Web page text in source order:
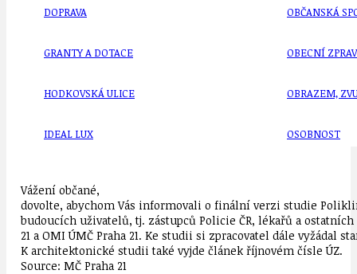
DOPRAVA
GRANTY A DOTACE
HODKOVSKÁ ULICE
IDEAL LUX
OBČANSKÁ
OBECNÍ
OBRAZEM,
OSOBNOST
Vážení občané,
dovolte, abychom Vás informovali o finální verzi studie
budoucích uživatelů, tj. zástupců Policie ČR, lékařů a
21 a OMI ÚMČ Praha 21. Ke studii si zpracovatel dále vyžádal
K architektonické studii také vyjde článek říjnovém čísle ÚZ.
Source: MČ Praha 21